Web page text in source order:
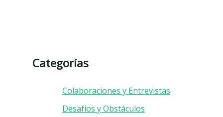
Categorías
Colaboraciones y Entrevistas
Desafíos y Obstáculos